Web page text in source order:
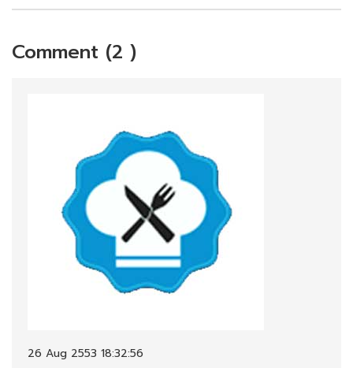
Comment (2 )
26 Aug 2553 18:32:56